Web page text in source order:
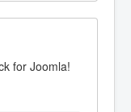
for Joomla!